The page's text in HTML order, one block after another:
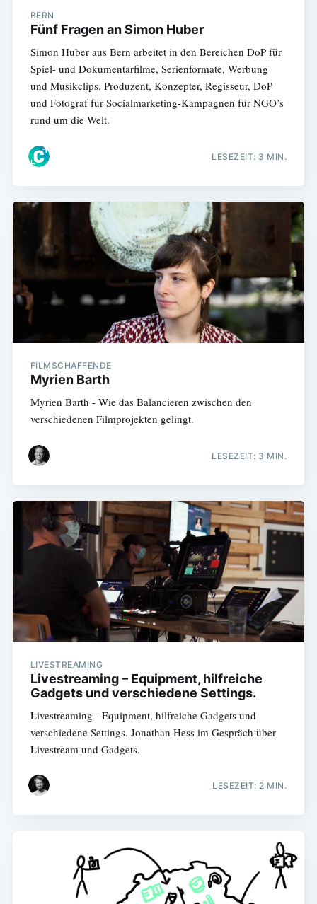
BERN
Fünf Fragen an Simon Huber
Simon Huber aus Bern arbeitet in den Bereichen DoP für
Spiel- und Dokumentarfilme, Serienformate, Werbung
und Musikclips. Produzent, Konzepter, Regisseur, DoP
und Fotograf für Socialmarketing-Kampagnen für NGO’s
rund um die Welt.
LESEZEIT: 3 MIN.
FILMSCHAFFENDE
Myrien Barth
Myrien Barth - Wie das Balancieren zwischen den
verschiedenen Filmprojekten gelingt.
LESEZEIT: 3 MIN.
LIVESTREAMING
Livestreaming – Equipment, hilfreiche
Gadgets und verschiedene Settings.
Livestreaming - Equipment, hilfreiche Gadgets und
verschiedene Settings. Jonathan Hess im Gespräch über
Livestream und Gadgets.
LESEZEIT: 2 MIN.